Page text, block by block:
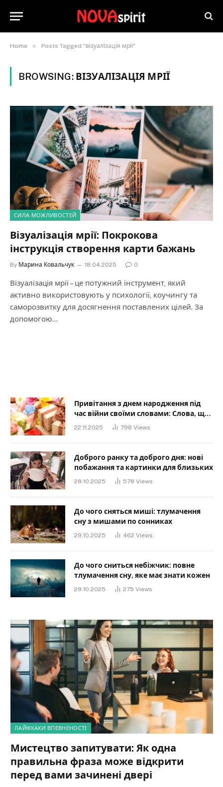
Home » Posts Tagged "візуалізація мрії"
BROWSING: ВІЗУАЛІЗАЦІЯ МРІЇ
СИЛА МОЖЛИВОСТЕЙ
Візуалізація мрії: Покрокова
інструкція створення карти бажань
By Марина Ковальчук 18.04.2025 0
Візуалізація мрії – це потужний інструмент, який
активно використовують у психології, коучингу та
саморозвитку для досягнення поставлених цілей. За
допомогою…
Привітання з днем народження під
час війни своїми словами: Слова, що
дарують надію та силу
22.11.2025 798 Views
Доброго ранку та доброго дня: нові
побажання та картинки для близьких
28.10.2025 578 Views
До чого сняться миші: тлумачення
сну з мишами по сонниках
29.10.2025 462 Views
До чого сниться небіжчик: повне
тлумачення сну, яке має знати кожен
29.10.2025 275 Views
ЛАЙФХАКИ ВПЕВНЕНОСТІ
Мистецтво запитувати: Як одна
правильна фраза може відкрити
перед вами зачинені двері